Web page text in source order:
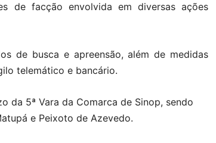
de facção envolvida em diversas ações
de busca e apreensão, além de medidas
telemático e bancário.
da 5ª Vara da Comarca de Sinop, sendo
e Peixoto de Azevedo.